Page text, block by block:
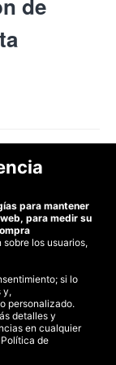
zona y
Además,
tonifica la
tiempo que
de
productos para
de su
de
profesionales,
|Política de cookies
para mantener
para medir su
los usuarios,
si lo
y,
personalizado.
detalles y
en cualquier
de